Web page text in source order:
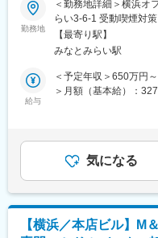
当社は、1999年にオン
した。2025年1月には
36兆円超と成長を続け
的なサービスを通じて
充に取り組んでいます
国内外債券の決済管理
レーションに留まらず
テクノロジーを活用し
ービス導入に向けた企
ます。
【組織】
所属は証券業務部とな
■就業時間の補足
【朝会による就業時間
勤務地
＜勤務地詳細＞横浜オ
らい3-6-1 受動喫煙対
【最寄り駅】
みなとみらい駅
給与
＜予定年収＞650万円
＞月額（基本給）：
業績により賞与を年2
む）※想定年収はあく
する可能性あり賃金は
て上下する可能性があ
です。
気になる
【横浜／本店ビル】M